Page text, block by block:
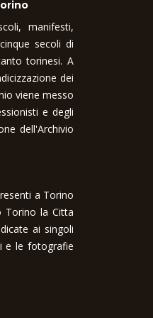
manifesti,
secoli di
torinesi. A
dei
viene messo
e degli
dell'Archivio
a Torino
Torino la Citta
ai singoli
e le fotografie